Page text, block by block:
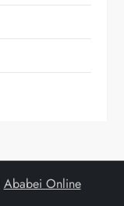
Ababei Online